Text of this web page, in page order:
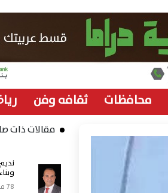
محافظات ثقافه وفن
مقالات ذات
78 مشاهدة